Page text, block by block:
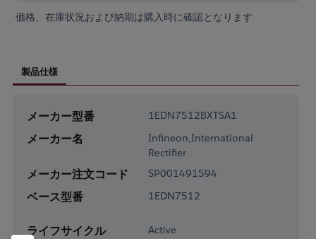
価格、在庫状況および納期は購入時に確認となります
製品仕様
メーカー型番 1EDN7512BXTSA1
メーカー名
Infineon,International
Rectifier
メーカー注文コード SP001491594
ベース型番 1EDN7512
ライフサイクル Active